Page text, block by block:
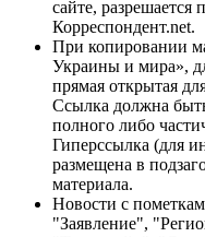
сайте, разрешается
Корреспондент.net.
При копировании
Украины и мира»,
прямая открытая
Ссылка должна
полного либо
Гиперссылка (для
размещена в
материала.
Новости с
"Заявление",